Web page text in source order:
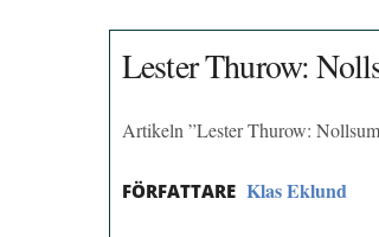
Lester Thurow:
Artikeln ”Lester Thurow:
FÖRFATTARE Klas Eklund